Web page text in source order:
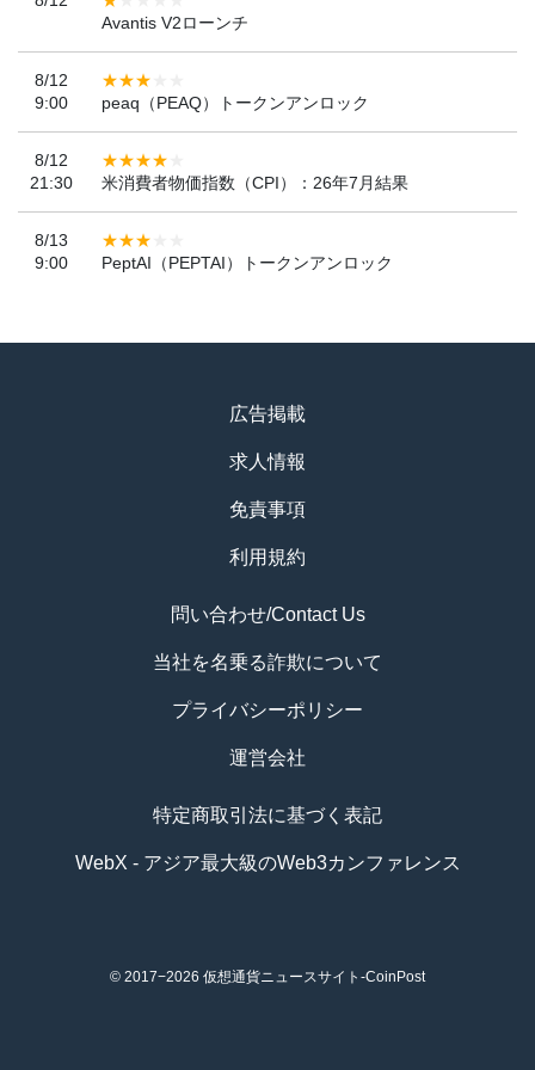
Avantis V2ローンチ
8/12
9:00
peaq（PEAQ）トークンアンロック
8/12
21:30
米消費者物価指数（CPI）：26年7月結果
8/13
9:00
PeptAI（PEPTAI）トークンアンロック
広告掲載
求人情報
免責事項
利用規約
問い合わせ/Contact Us
当社を名乗る詐欺について
プライバシーポリシー
運営会社
特定商取引法に基づく表記
WebX - アジア最大級のWeb3カンファレンス
© 2017−2026 仮想通貨ニュースサイト-CoinPost